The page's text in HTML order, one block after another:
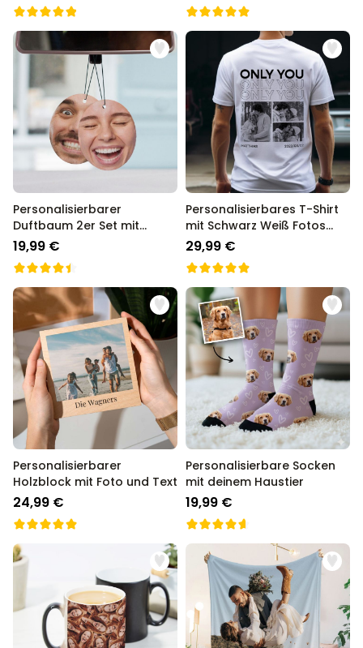
Personalisierbarer
Duftbaum 2er Set mit
Gesicht
19,99 €
Personalisierbares T-Shirt
mit Schwarz Weiß Fotos
und Text
29,99 €
Personalisierbarer
Holzblock mit Foto und Text
24,99 €
Personalisierbare Socken
mit deinem Haustier
19,99 €